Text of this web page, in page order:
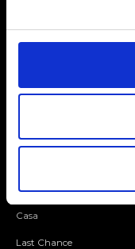
Seguici
Uomo
Casa
Last Chance